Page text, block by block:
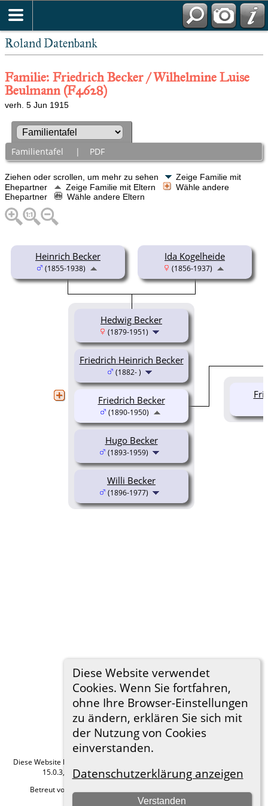
Roland Datenbank
Diese Website verwendet
Cookies. Wenn Sie fortfahren,
ohne Ihre Browser-Einstellungen
zu ändern, erklären Sie sich mit
der Nutzung von Cookies
einverstanden.
Datenschutzerklärung anzeigen
Verstanden
Familie: Friedrich Becker / Wilhelmine Luise
Beulmann (F4628)
verh. 5 Jun 1915
Familientafel | PDF
Ziehen oder scrollen, um mehr zu sehen
Zeige Familie mit
Ehepartner
Zeige Familie mit Eltern
Wähle andere
Ehepartner
Wähle andere Eltern
Heinrich Becker
(1855-1938)
Ida Kogelheide
(1856-1937)
Hedwig Becker
(1879-1951)
Friedrich Heinrich Becker
(1882- )
Hugo Becker
(1893-1959)
Willi Becker
(1896-1977)
Friedrich Becker
(1890-1950)
Diese Website läuft mit
15.0.3, programmiert von Darrin Lythgoe © 2001-2026.
Betreut von